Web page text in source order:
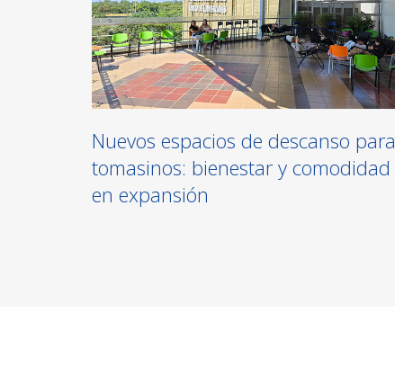
Nuevos espacios de descanso para
tomasinos: bienestar y comodidad
en expansión